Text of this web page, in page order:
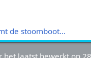
de stoomboot...